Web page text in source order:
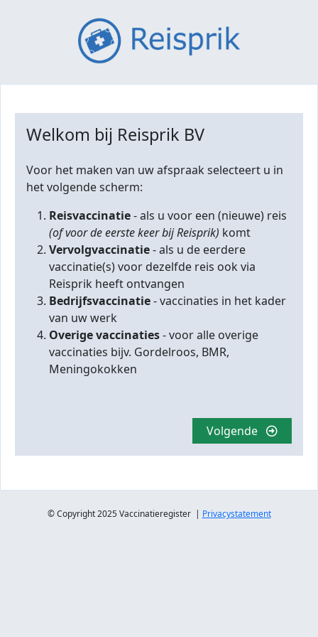
Welkom bij Reisprik BV
Voor het maken van uw afspraak selecteert u in
het volgende scherm:
Reisvaccinatie- als u voor een (nieuwe) reis
(of voor de eerste keer bij Reisprik) komt
Vervolgvaccinatie- als u de eerdere
vaccinatie(s) voor dezelfde reis ook via
Reisprik heeft ontvangen
Bedrijfsvaccinatie- vaccinaties in het kader
van uw werk
Overige vaccinaties- voor alle overige
vaccinaties bijv. Gordelroos, BMR,
Meningokokken
Volgende
© Copyright 2025 Vaccinatieregister | Privacystatement